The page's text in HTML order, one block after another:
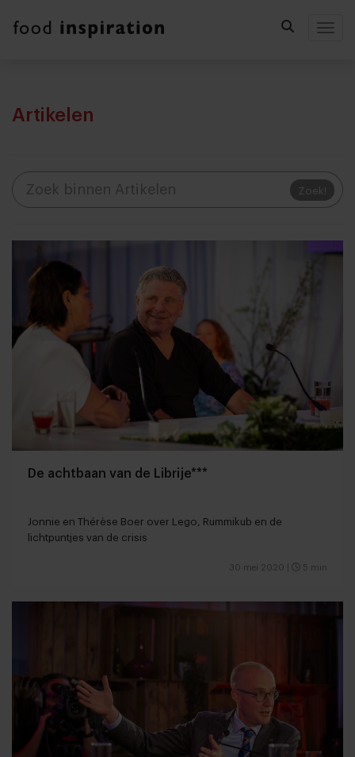
Artikelen
Zoek!
De achtbaan van de Librije***
Jonnie en Thérèse Boer over Lego, Rummikub en de
lichtpuntjes van de crisis
30 mei 2020 5 min